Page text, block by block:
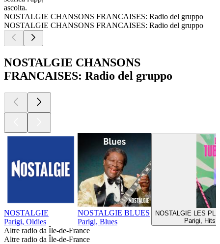
ascolta.
NOSTALGIE CHANSONS FRANCAISES: Radio del gruppo
NOSTALGIE CHANSONS FRANCAISES: Radio del gruppo
NOSTALGIE CHANSONS
FRANCAISES: Radio del gruppo
NOSTALGIE
Parigi, Oldies
NOSTALGIE BLUES
Parigi, Blues
NOSTALGIE LES
Parigi, Hits,
Altre radio da Île-de-France
Altre radio da Île-de-France